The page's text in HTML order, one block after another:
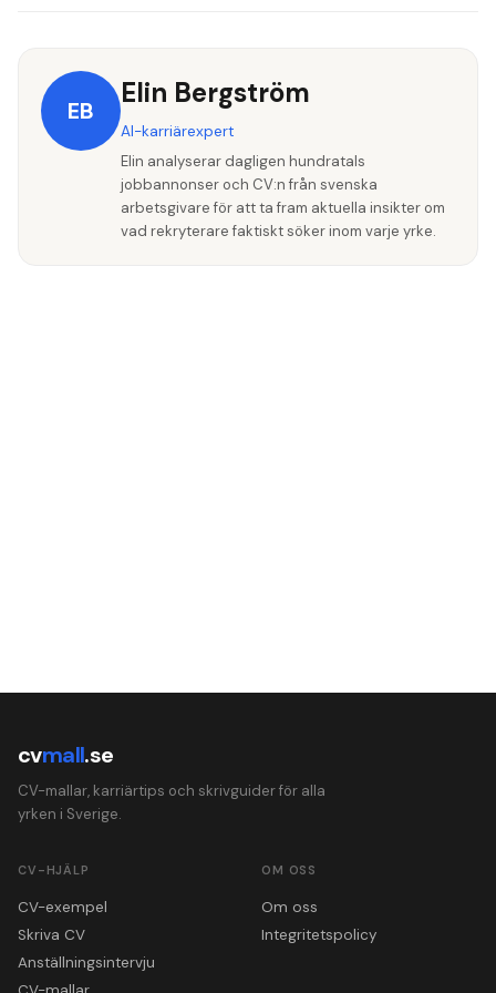
press? Skulle du anställa hen igen? Därför är det viktigt att
välja rätt personer.
EB
Elin Bergström
AI-karriärexpert
Elin analyserar dagligen hundratals
jobbannonser och CV:n från svenska
arbetsgivare för att ta fram aktuella insikter om
vad rekryterare faktiskt söker inom varje yrke.
cvmall.se
CV-mallar, karriärtips och skrivguider för alla
yrken i Sverige.
CV-HJÄLP
CV-exempel
Skriva CV
Anställningsintervju
OM OSS
Om oss
Integritetspolicy